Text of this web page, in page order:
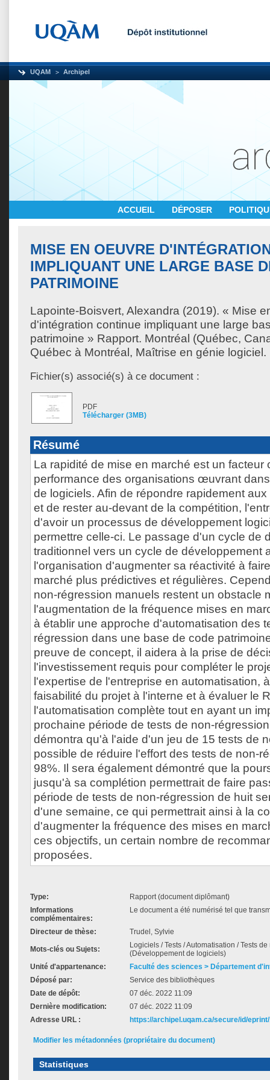
UQAM Archipel
ACCUEIL DÉPOSER
MISE EN OEUVRE
IMPLIQUANT UNE LARGE BASE
PATRIMOINE
Lapointe-Boisvert, Alexandra (2019). « Mise
d'intégration continue impliquant une large
patrimoine » Rapport. Montréal (Québec,
Québec à Montréal, Maîtrise en génie logiciel.
Fichier(s) associé(s) à ce document :
PDF
Télécharger (3MB)
Résumé
La rapidité de mise en marché est un facteur
performance des organisations œuvrant
de logiciels. Afin de répondre rapidement
et de rester au-devant de la compétition,
d'avoir un processus de développement
permettre celle-ci. Le passage d'un cycle de
traditionnel vers un cycle de développement
l'organisation d'augmenter sa réactivité à
marché plus prédictives et régulières.
non-régression manuels restent un obstacle
l'augmentation de la fréquence mises en
à établir une approche d'automatisation des
régression dans une base de code
preuve de concept, il aidera à la prise de
l'investissement requis pour compléter le
l'expertise de l'entreprise en automatisation,
faisabilité du projet à l'interne et à évaluer le
l'automatisation complète tout en ayant un
prochaine période de tests de non-
démontra qu'à l'aide d'un jeu de 15 tests de
possible de réduire l'effort des tests de non-
98%. Il sera également démontré que la
jusqu'à sa complétion permettrait de faire
période de tests de non-régression de huit
d'une semaine, ce qui permettrait ainsi à la
d'augmenter la fréquence des mises en
ces objectifs, un certain nombre de
proposées.
Type:
Rapport (document diplômant)
Informations
complémentaires:
Le document a été numérisé tel que
Directeur de thèse: Trudel, Sylvie
Mots-clés ou Sujets:
Logiciels / Tests / Automatisation / Tests
(Développement de logiciels)
Unité d'appartenance:
Faculté des sciences > Département
Déposé par:
Service des bibliothèques
Date de dépôt:
07 déc. 2022 11:09
Dernière modification:
07 déc. 2022 11:09
Adresse URL :
https://archipel.uqam.ca/secure/id/
Modifier les métadonnées (propriétaire du document)
Statistiques